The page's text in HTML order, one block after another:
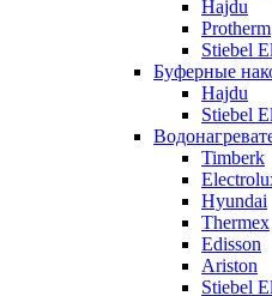
Hajdu
Protherm
Stiebel
Буферные
Hajdu
Stiebel
Timberk
Hyundai
Thermex
Edisson
Ariston
Stiebel